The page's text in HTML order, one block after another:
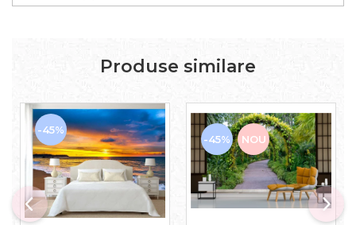
Produse similare
-45%
-45% NOU